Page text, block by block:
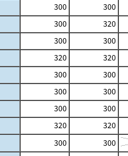
300 300
300 320
300 300
320 320
300 300
300 300
300 300
320 320
300
300